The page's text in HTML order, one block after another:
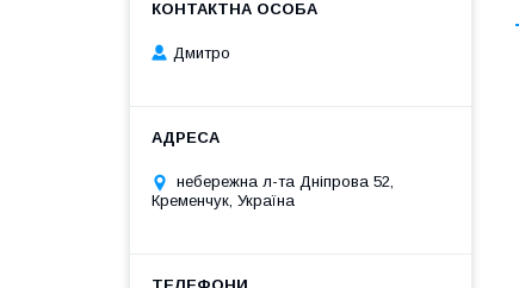
Дмитро
небережна л-та Дніпрова 52,
Кременчук, Україна